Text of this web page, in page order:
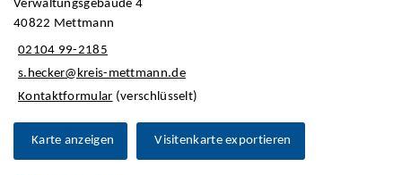
Verwaltungsgebäude 4
40822 Mettmann
02104 99-2185
s.hecker@kreis-mettmann.de
Kontaktformular (verschlüsselt)
Karte anzeigen Visitenkarte exportieren